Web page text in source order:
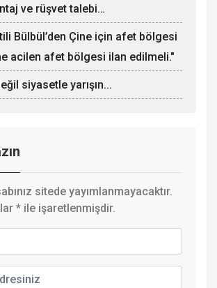
ve rüşvet talebi…
Bülbül’den Çine için afet bölgesi
acilen afet bölgesi ilan edilmeli."
siyasetle yarışın...
sitede yayımlanmayacaktır.
* ile işaretlenmişdir.